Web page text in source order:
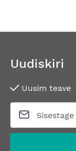
Uudiskiri
Uusim teave